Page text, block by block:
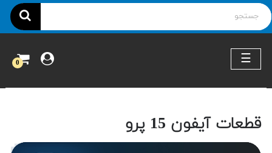
ناوبری
☰
0
قطعات آیفون 15 پرو